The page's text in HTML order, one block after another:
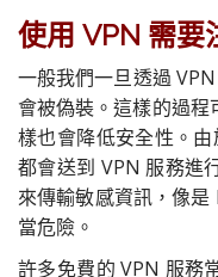
使用 VPN 需要
一般我們一旦透過
會被偽裝。這樣的過程
樣也會降低安全性。
都會送到 VPN 服務進
來傳輸敏感資訊，像
當危險。
許多免費的 VPN 服務